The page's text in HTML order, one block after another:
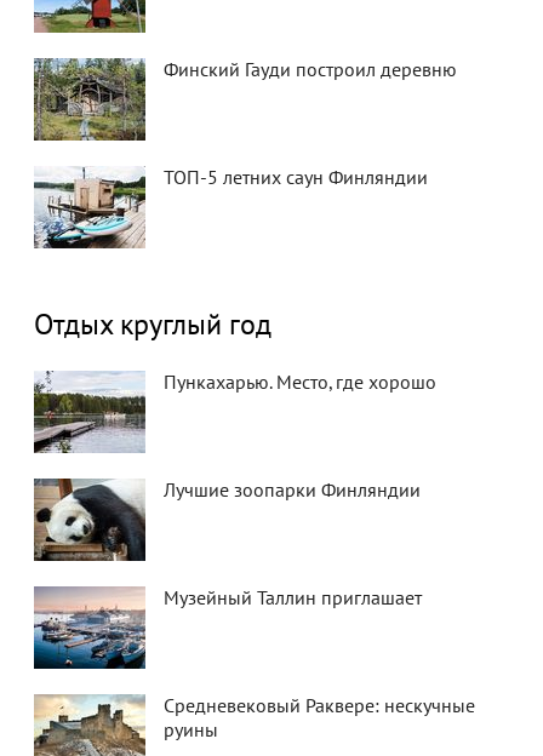
Финский Гауди построил деревню
ТОП-5 летних саун Финляндии
Отдых круглый год
Пункахарью. Место, где хорошо
Лучшие зоопарки Финляндии
Музейный Таллин приглашает
Средневековый Раквере: нескучные
руины